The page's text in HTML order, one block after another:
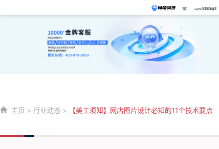
首页 CSPS/国家标准体系
主页 > 行业动态 > 【美工须知】网店图片设计必知的11个技术要点